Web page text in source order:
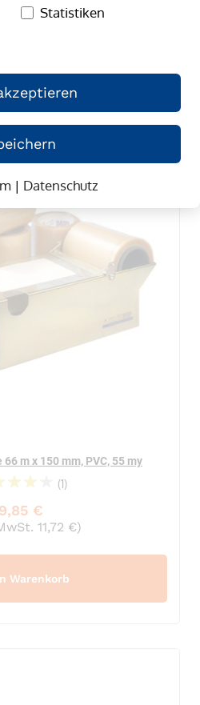
Statistiken
| Datenschutz
Raster Liste
m x 150 mm, PVC, 55 my
90%
(1)
9,85 €
11,72 €)
Warenkorb